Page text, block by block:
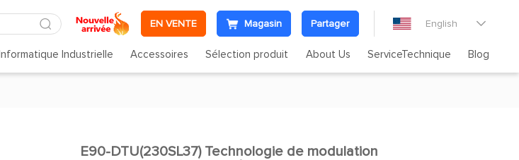
EN VENTE Magasin Partager English 
Informatique Industrielle Accessoires Sélection produit About Us ServiceTechnique Blog
E90-DTU(230SL37) Technologie de modulation